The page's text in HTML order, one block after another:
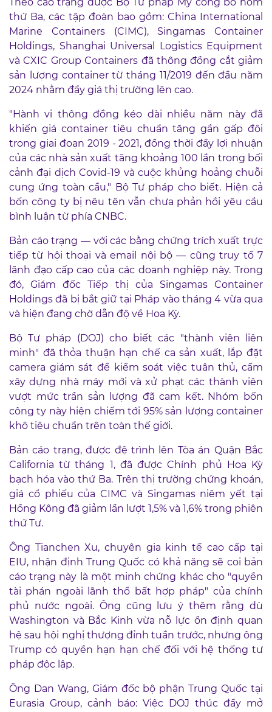
thứ Ba, các tập đoàn bao gồm: China International
Marine Containers (CIMC), Singamas Container
Holdings, Shanghai Universal Logistics Equipment
và CXIC Group Containers đã thông đồng cắt giảm
sản lượng container từ tháng 11/2019 đến đầu năm
2024 nhằm đẩy giá thị trường lên cao.
"Hành vi thông đồng kéo dài nhiều năm này đã
khiến giá container tiêu chuẩn tăng gần gấp đôi
trong giai đoạn 2019 - 2021, đồng thời đẩy lợi nhuận
của các nhà sản xuất tăng khoảng 100 lần trong bối
cảnh đại dịch Covid-19 và cuộc khủng hoảng chuỗi
cung ứng toàn cầu," Bộ Tư pháp cho biết. Hiện cả
bốn công ty bị nêu tên vẫn chưa phản hồi yêu cầu
bình luận từ phía CNBC.
Bản cáo trạng — với các bằng chứng trích xuất trực
tiếp từ hội thoại và email nội bộ — cũng truy tố 7
lãnh đạo cấp cao của các doanh nghiệp này. Trong
đó, Giám đốc Tiếp thị của Singamas Container
Holdings đã bị bắt giữ tại Pháp vào tháng 4 vừa qua
và hiện đang chờ dẫn độ về Hoa Kỳ.
Bộ Tư pháp (DOJ) cho biết các "thành viên liên
minh" đã thỏa thuận hạn chế ca sản xuất, lắp đặt
camera giám sát để kiểm soát việc tuân thủ, cấm
xây dựng nhà máy mới và xử phạt các thành viên
vượt mức trần sản lượng đã cam kết. Nhóm bốn
công ty này hiện chiếm tới 95% sản lượng container
khô tiêu chuẩn trên toàn thế giới.
Bản cáo trạng, được đệ trình lên Tòa án Quận Bắc
California từ tháng 1, đã được Chính phủ Hoa Kỳ
bạch hóa vào thứ Ba. Trên thị trường chứng khoán,
giá cổ phiếu của CIMC và Singamas niêm yết tại
Hồng Kông đã giảm lần lượt 1,5% và 1,6% trong phiên
thứ Tư.
Ông Tianchen Xu, chuyên gia kinh tế cao cấp tại
EIU, nhận định Trung Quốc có khả năng sẽ coi bản
cáo trạng này là một minh chứng khác cho "quyền
tài phán ngoài lãnh thổ bất hợp pháp" của chính
phủ nước ngoài. Ông cũng lưu ý thêm rằng dù
Washington và Bắc Kinh vừa nỗ lực ổn định quan
hệ sau hội nghị thượng đỉnh tuần trước, nhưng ông
Trump có quyền hạn hạn chế đối với hệ thống tư
pháp độc lập.
Ông Dan Wang, Giám đốc bộ phận Trung Quốc tại
Eurasia Group, cảnh báo: Việc DOJ thúc đẩy mở